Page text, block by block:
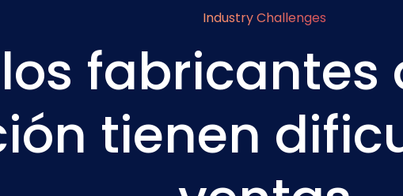
Industry Challenges
fabricantes
tienen